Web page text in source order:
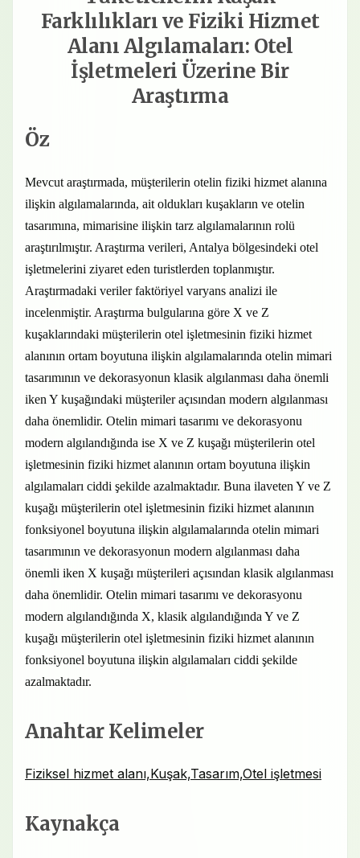
Farklılıkları ve Fiziki Hizmet
Alanı Algılamaları: Otel
İşletmeleri Üzerine Bir
Araştırma
Öz
Mevcut araştırmada, müşterilerin otelin fiziki hizmet alanına
ilişkin algılamalarında, ait oldukları kuşakların ve otelin
tasarımına, mimarisine ilişkin tarz algılamalarının rolü
araştırılmıştır. Araştırma verileri, Antalya bölgesindeki otel
işletmelerini ziyaret eden turistlerden toplanmıştır.
Araştırmadaki veriler faktöriyel varyans analizi ile
incelenmiştir. Araştırma bulgularına göre X ve Z
kuşaklarındaki müşterilerin otel işletmesinin fiziki hizmet
alanının ortam boyutuna ilişkin algılamalarında otelin mimari
tasarımının ve dekorasyonun klasik algılanması daha önemli
iken Y kuşağındaki müşteriler açısından modern algılanması
daha önemlidir. Otelin mimari tasarımı ve dekorasyonu
modern algılandığında ise X ve Z kuşağı müşterilerin otel
işletmesinin fiziki hizmet alanının ortam boyutuna ilişkin
algılamaları ciddi şekilde azalmaktadır. Buna ilaveten Y ve Z
kuşağı müşterilerin otel işletmesinin fiziki hizmet alanının
fonksiyonel boyutuna ilişkin algılamalarında otelin mimari
tasarımının ve dekorasyonun modern algılanması daha
önemli iken X kuşağı müşterileri açısından klasik algılanması
daha önemlidir. Otelin mimari tasarımı ve dekorasyonu
modern algılandığında X, klasik algılandığında Y ve Z
kuşağı müşterilerin otel işletmesinin fiziki hizmet alanının
fonksiyonel boyutuna ilişkin algılamaları ciddi şekilde
azalmaktadır.
Anahtar Kelimeler
Fiziksel hizmet alanı,Kuşak,Tasarım,Otel işletmesi
Kaynakça